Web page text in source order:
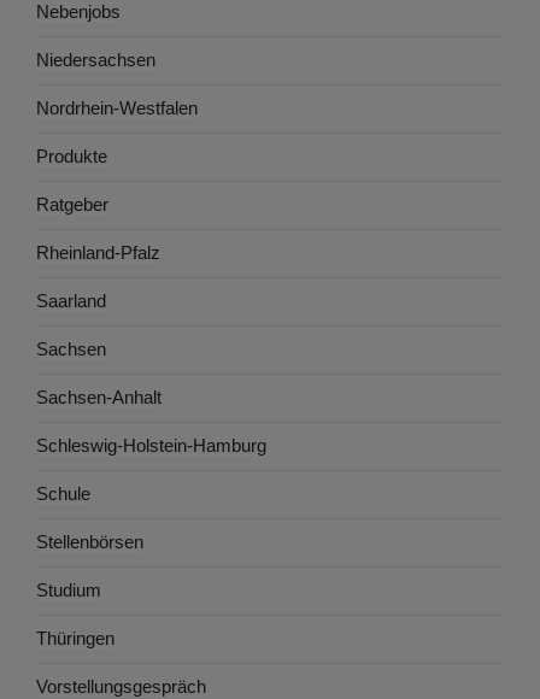
Nebenjobs
Niedersachsen
Nordrhein-Westfalen
Produkte
Ratgeber
Rheinland-Pfalz
Saarland
Sachsen
Sachsen-Anhalt
Schleswig-Holstein-Hamburg
Schule
Stellenbörsen
Studium
Thüringen
Vorstellungsgespräch